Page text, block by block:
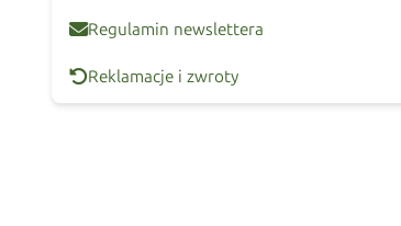
Regulamin newslettera
Reklamacje i zwroty